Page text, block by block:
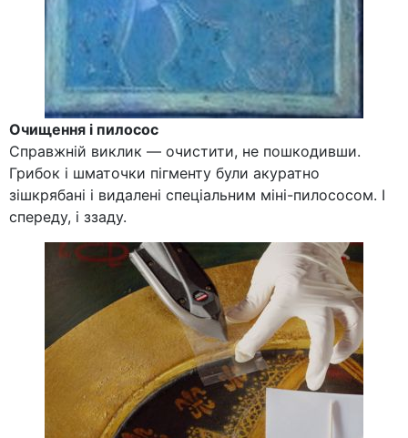
Очищення і пилосос
Справжній виклик — очистити, не пошкодивши.
Грибок і шматочки пігменту були акуратно
зішкрябані і видалені спеціальним міні-пилососом. І
спереду, і ззаду.